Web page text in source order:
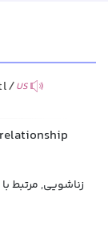
US
زناشویی, مرتبط